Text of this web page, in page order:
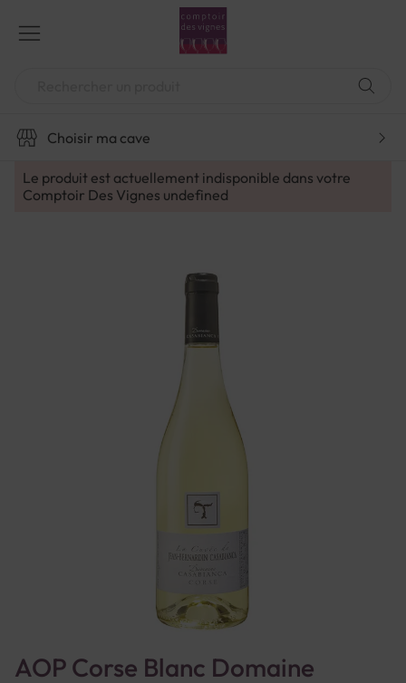
contenu
Choisir ma cave
Le produit est actuellement indisponible dans votre
Comptoir Des Vignes undefined
AOP Corse Blanc Domaine